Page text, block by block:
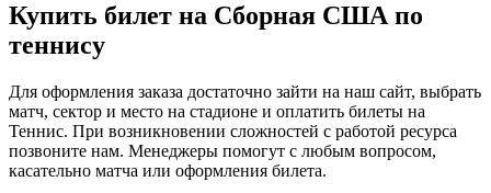
Купить билет на Сборная США по
теннису
Для оформления заказа достаточно зайти на наш сайт, выбрать
матч, сектор и место на стадионе и оплатить билеты на
Теннис. При возникновении сложностей с работой ресурса
позвоните нам. Менеджеры помогут с любым вопросом,
касательно матча или оформления билета.